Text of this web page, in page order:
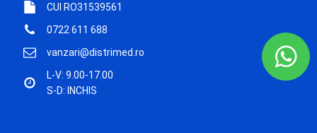
CUI RO31539561
0722 611 688
vanzari@distrimed.ro
L-V: 9.00-17.00
S-D: INCHIS